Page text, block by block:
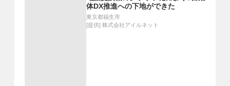
体DX推進への下地ができた
東京都福生市
[提供] 株式会社アイルネット